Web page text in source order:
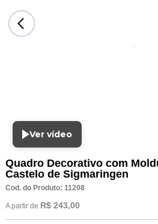
Ver vídeo
Quadro Decorativo com
Castelo de Sigmaringen
Cod. do Produto: 11208
A partir de R$ 243,00